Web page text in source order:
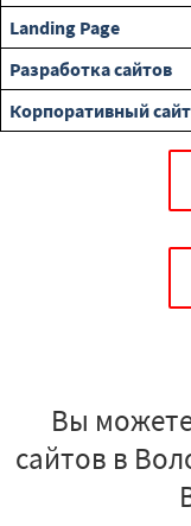
Landing Page
Разработка сайтов
Корпоративный сайт
Вы
сайтов в